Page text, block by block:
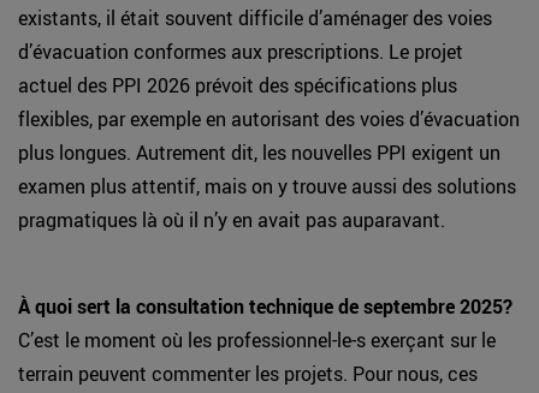
existants, il était souvent difficile d’aménager des voies
d’évacuation conformes aux prescriptions. Le projet
actuel des PPI 2026 prévoit des spécifications plus
flexibles, par exemple en autorisant des voies d’évacuation
plus longues. Autrement dit, les nouvelles PPI exigent un
examen plus attentif, mais on y trouve aussi des solutions
pragmatiques là où il n’y en avait pas auparavant.
À quoi sert la consultation technique de septembre 2025?
C’est le moment où les professionnel-le-s exerçant sur le
terrain peuvent commenter les projets. Pour nous, ces